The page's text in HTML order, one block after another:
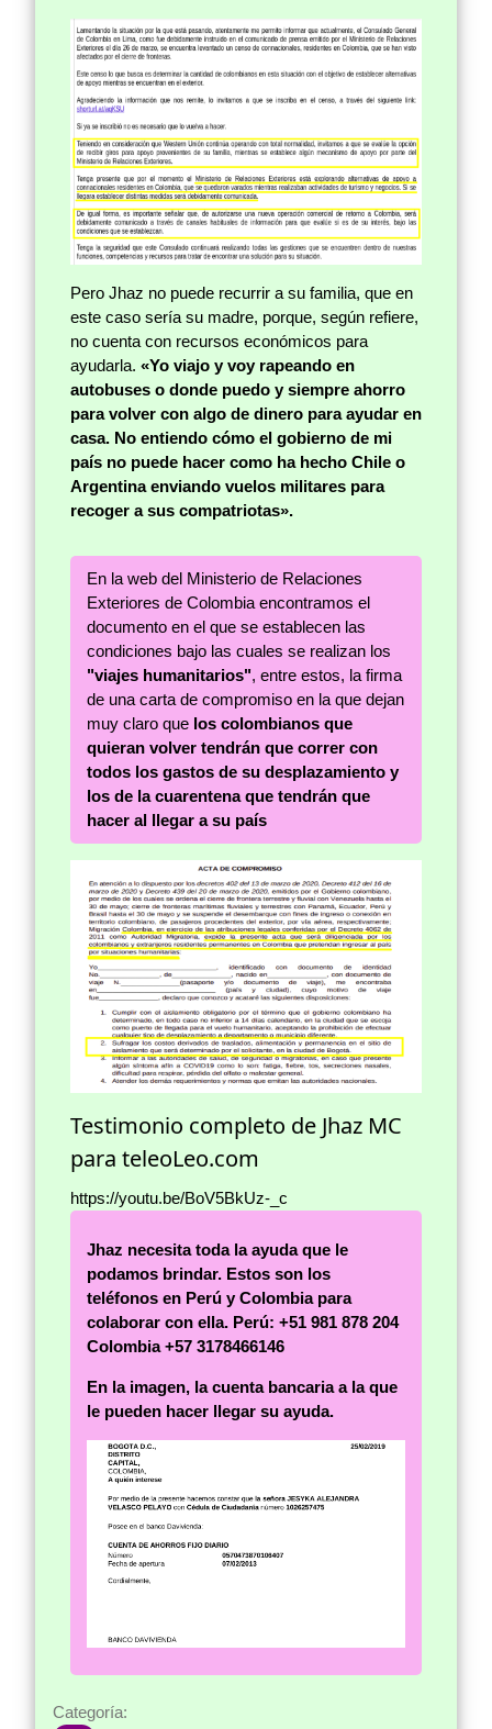
Pero Jhaz no puede recurrir a su familia, que en
este caso sería su madre, porque, según refiere,
no cuenta con recursos económicos para
ayudarla. «Yo viajo y voy rapeando en
autobuses o donde puedo y siempre ahorro
para volver con algo de dinero para ayudar en
casa. No entiendo cómo el gobierno de mi
país no puede hacer como ha hecho Chile o
Argentina enviando vuelos militares para
recoger a sus compatriotas».
En la web del Ministerio de Relaciones
Exteriores de Colombia encontramos el
documento en el que se establecen las
condiciones bajo las cuales se realizan los
"viajes humanitarios", entre estos, la firma
de una carta de compromiso en la que dejan
muy claro que los colombianos que
quieran volver tendrán que correr con
todos los gastos de su desplazamiento y
los de la cuarentena que tendrán que
hacer al llegar a su país
Testimonio completo de Jhaz MC
para teleoLeo.com
https://youtu.be/BoV5BkUz-_c
Jhaz necesita toda la ayuda que le
podamos brindar. Estos son los
teléfonos en Perú y Colombia para
colaborar con ella. Perú: +51 981 878 204
Colombia +57 3178466146
En la imagen, la cuenta bancaria a la que
le pueden hacer llegar su ayuda.
Categoría: